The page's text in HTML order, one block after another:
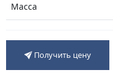
Масса
Получить цену